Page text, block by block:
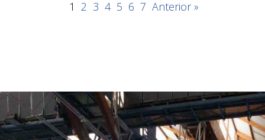
1 2 3 4 5 6 7 Anterior »